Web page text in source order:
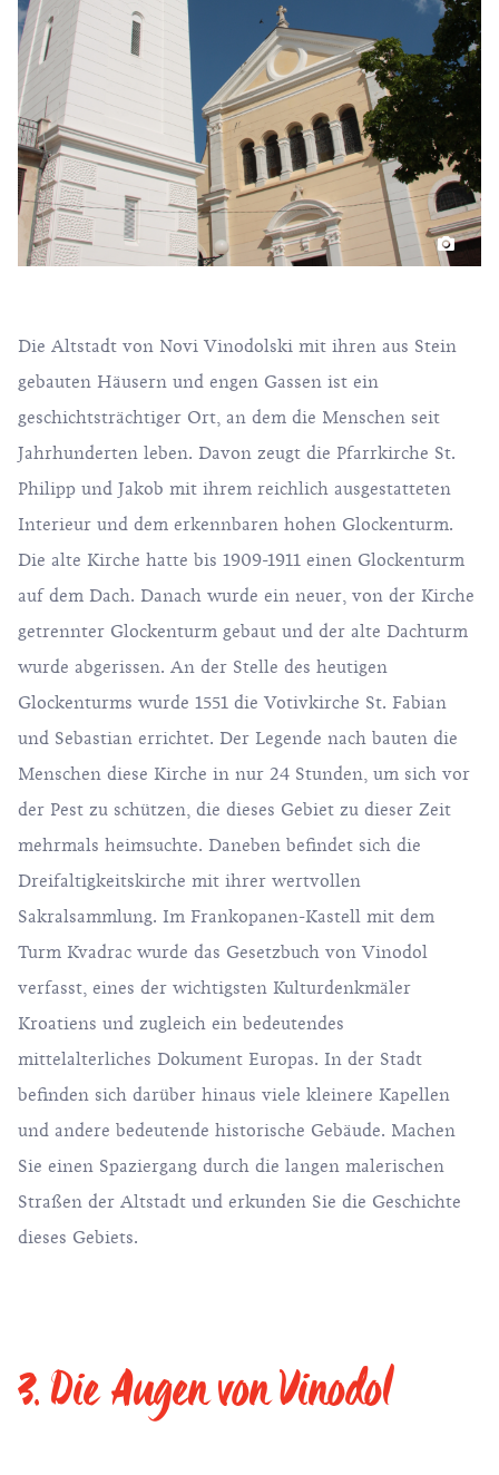
Die Altstadt von Novi Vinodolski mit ihren aus Stein
gebauten Häusern und engen Gassen ist ein
geschichtsträchtiger Ort, an dem die Menschen seit
Jahrhunderten leben. Davon zeugt die Pfarrkirche St.
Philipp und Jakob mit ihrem reichlich ausgestatteten
Interieur und dem erkennbaren hohen Glockenturm.
Die alte Kirche hatte bis 1909-1911 einen Glockenturm
auf dem Dach. Danach wurde ein neuer, von der Kirche
getrennter Glockenturm gebaut und der alte Dachturm
wurde abgerissen. An der Stelle des heutigen
Glockenturms wurde 1551 die Votivkirche St. Fabian
und Sebastian errichtet. Der Legende nach bauten die
Menschen diese Kirche in nur 24 Stunden, um sich vor
der Pest zu schützen, die dieses Gebiet zu dieser Zeit
mehrmals heimsuchte. Daneben befindet sich die
Dreifaltigkeitskirche mit ihrer wertvollen
Sakralsammlung. Im Frankopanen-Kastell mit dem
Turm Kvadrac wurde das Gesetzbuch von Vinodol
verfasst, eines der wichtigsten Kulturdenkmäler
Kroatiens und zugleich ein bedeutendes
mittelalterliches Dokument Europas. In der Stadt
befinden sich darüber hinaus viele kleinere Kapellen
und andere bedeutende historische Gebäude. Machen
Sie einen Spaziergang durch die langen malerischen
Straßen der Altstadt und erkunden Sie die Geschichte
dieses Gebiets.
3. Die Augen von Vinodol